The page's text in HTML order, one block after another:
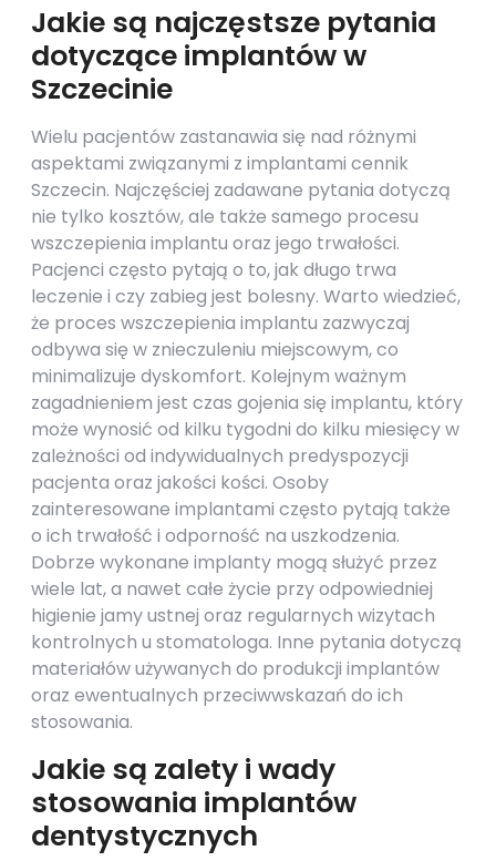
Jakie są najczęstsze pytania
dotyczące implantów w
Szczecinie
Wielu pacjentów zastanawia się nad różnymi
aspektami związanymi z implantami cennik
Szczecin. Najczęściej zadawane pytania dotyczą
nie tylko kosztów, ale także samego procesu
wszczepienia implantu oraz jego trwałości.
Pacjenci często pytają o to, jak długo trwa
leczenie i czy zabieg jest bolesny. Warto wiedzieć,
że proces wszczepienia implantu zazwyczaj
odbywa się w znieczuleniu miejscowym, co
minimalizuje dyskomfort. Kolejnym ważnym
zagadnieniem jest czas gojenia się implantu, który
może wynosić od kilku tygodni do kilku miesięcy w
zależności od indywidualnych predyspozycji
pacjenta oraz jakości kości. Osoby
zainteresowane implantami często pytają także
o ich trwałość i odporność na uszkodzenia.
Dobrze wykonane implanty mogą służyć przez
wiele lat, a nawet całe życie przy odpowiedniej
higienie jamy ustnej oraz regularnych wizytach
kontrolnych u stomatologa. Inne pytania dotyczą
materiałów używanych do produkcji implantów
oraz ewentualnych przeciwwskazań do ich
stosowania.
Jakie są zalety i wady
stosowania implantów
dentystycznych